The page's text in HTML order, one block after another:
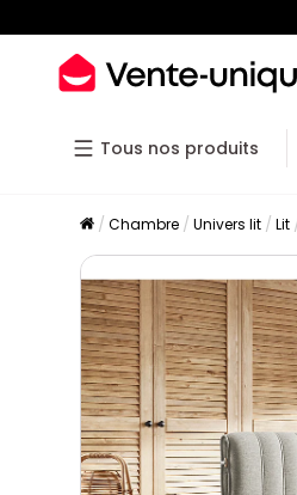
Tous nos produits
Chambre Univers lit Lit